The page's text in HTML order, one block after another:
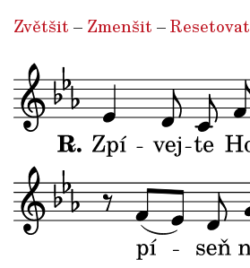
Zvětšit – Zmenšit –Resetovat